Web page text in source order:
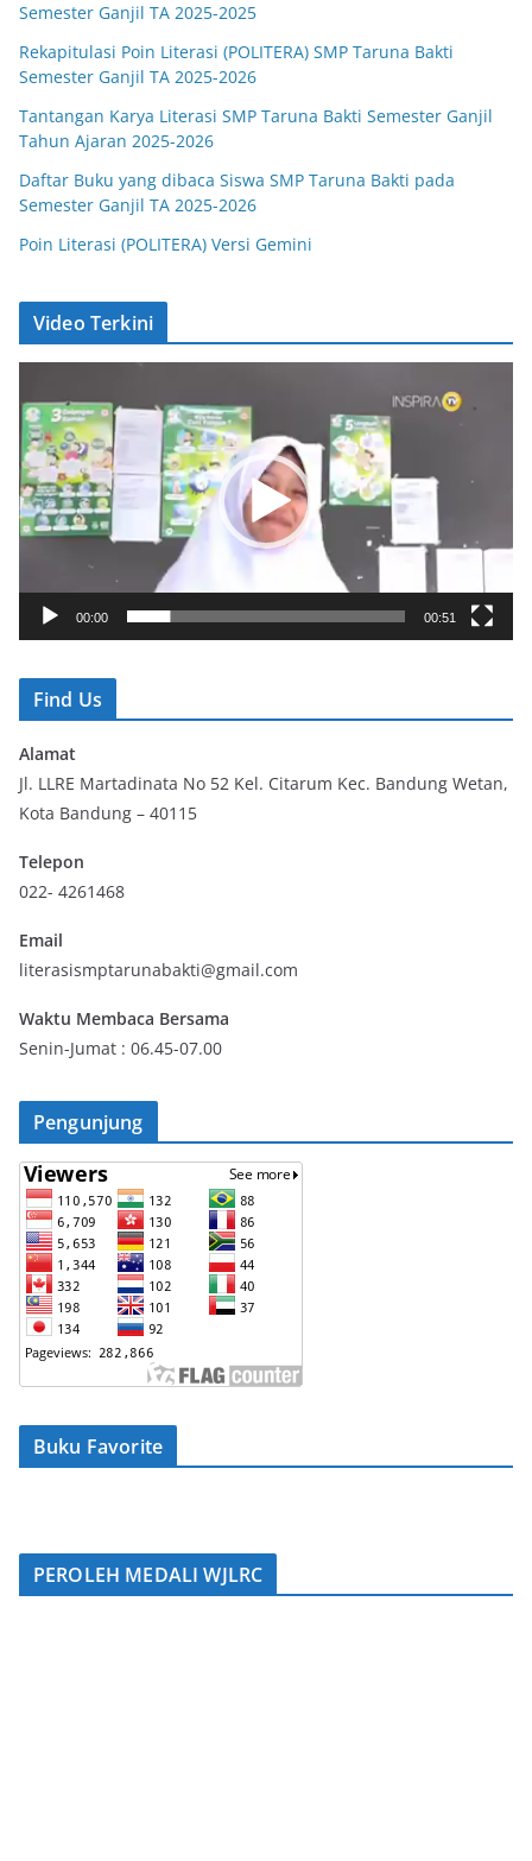
Semester Ganjil TA 2025-2025
Rekapitulasi Poin Literasi (POLITERA) SMP Taruna Bakti
Semester Ganjil TA 2025-2026
Tantangan Karya Literasi SMP Taruna Bakti Semester Ganjil
Tahun Ajaran 2025-2026
Daftar Buku yang dibaca Siswa SMP Taruna Bakti pada
Semester Ganjil TA 2025-2026
Poin Literasi (POLITERA) Versi Gemini
Video Terkini
i
e
o
P
e
r
00:00 00:51
Find Us
Alamat
Jl. LLRE Martadinata No 52 Kel. Citarum Kec. Bandung Wetan,
Kota Bandung – 40115
Telepon
022- 4261468
Email
literasismptarunabakti@gmail.com
Waktu Membaca Bersama
Senin-Jumat : 06.45-07.00
Pengunjung
Buku Favorite
PEROLEH MEDALI WJLRC